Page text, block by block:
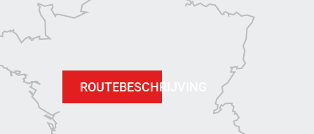
ROUTEBESCHRIJVING